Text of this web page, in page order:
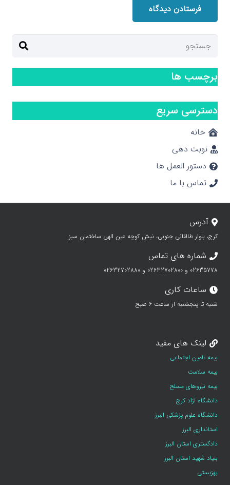
فرستادن دیدگاه
برچسب ها
دسترسی سریع
خانه
نوبت دهی
دستور العمل ها
تماس با ما
آدرس
کرج، بلوار طالقانی جنوبی، نبش کوچه عین الهی ساختمان سبز
شماره های تماس
02635778 و 02632702800 و 02632702880
ساعات کاری
شنبه تا پنجشنبه از ساعت 6 صبح
لینک های مفید
بیمه تامین اجتماعی
بیمه سلامت
بیمه نیروهای مسلح
دانشگاه آزاد کرج
دانشگاه علوم پزشکی البرز
استانداری البرز
دادگستری استان البرز
بنیاد شهید استان البرز
بهزیستی